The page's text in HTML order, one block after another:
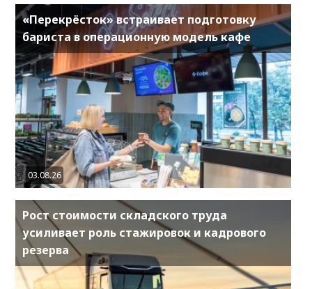
«Перекрёсток» встраивает подготовку
бариста в операционную модель кафе
03.08.26
Рост стоимости складского труда
усиливает роль стажировок и кадрового
резерва